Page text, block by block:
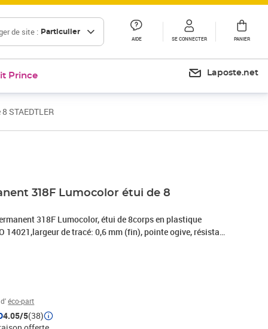
de site : Particulier
AIDE SE CONNECTER PANIER
Prince Laposte.net
STAEDTLER
318F Lumocolor étui de 8
318F Lumocolor, étui de 8corps en plastique
14021,largeur de tracé: 0,6 mm (fin), pointe ogive, résistant
8 pièces(318 WP8-1)
d'éco-part
4.05/5(38)